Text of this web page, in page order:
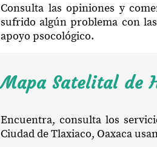
Consulta las opiniones y
sufrido algún problema con
apoyo psocológico.
Mapa Satelital de
Encuentra, consulta los
Ciudad de Tlaxiaco, Oaxaca